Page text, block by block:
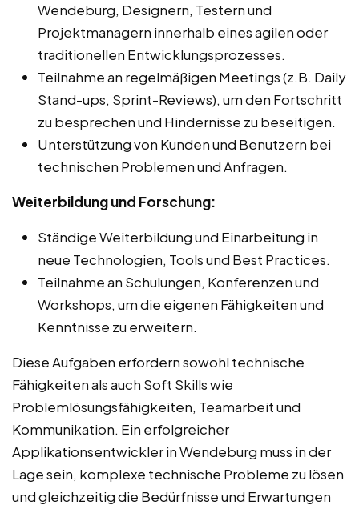
Wendeburg, Designern, Testern und
Projektmanagern innerhalb eines agilen oder
traditionellen Entwicklungsprozesses.
Teilnahme an regelmäßigen Meetings (z.B. Daily
Stand-ups, Sprint-Reviews), um den Fortschritt
zu besprechen und Hindernisse zu beseitigen.
Unterstützung von Kunden und Benutzern bei
technischen Problemen und Anfragen.
Weiterbildung und Forschung:
Ständige Weiterbildung und Einarbeitung in
neue Technologien, Tools und Best Practices.
Teilnahme an Schulungen, Konferenzen und
Workshops, um die eigenen Fähigkeiten und
Kenntnisse zu erweitern.
Diese Aufgaben erfordern sowohl technische
Fähigkeiten als auch Soft Skills wie
Problemlösungsfähigkeiten, Teamarbeit und
Kommunikation. Ein erfolgreicher
Applikationsentwickler in Wendeburg muss in der
Lage sein, komplexe technische Probleme zu lösen
und gleichzeitig die Bedürfnisse und Erwartungen